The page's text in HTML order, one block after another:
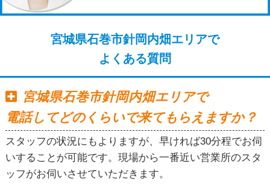
宮城県石巻市針岡内畑エリアで
よくある質問
宮城県石巻市針岡内畑エリアで
電話してどのくらいで来てもらえますか？
スタッフの状況にもよりますが、早ければ30分程でお伺
いすることが可能です。現場から一番近い営業所のスタ
ッフがお伺いさせていただきます。